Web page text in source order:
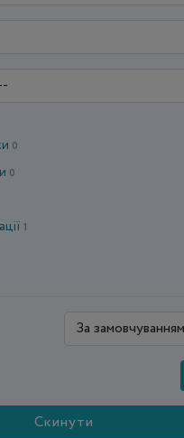
0
0
1
За замовчуванням
Скинути